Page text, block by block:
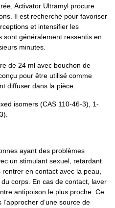
Activator Ultramyl procure
Il est recherché pour favoriser
et intensifier les
sont généralement ressentis en
minutes.
de 24 ml avec bouchon de
pour être utilisé comme
diffuser dans la pièce.
isomers (CAS 110-46-3), 1-
ayant des problèmes
un stimulant sexuel, retardant
en contact avec la peau,
corps. En cas de contact, laver
antipoison le plus proche. Ce
d’une source de